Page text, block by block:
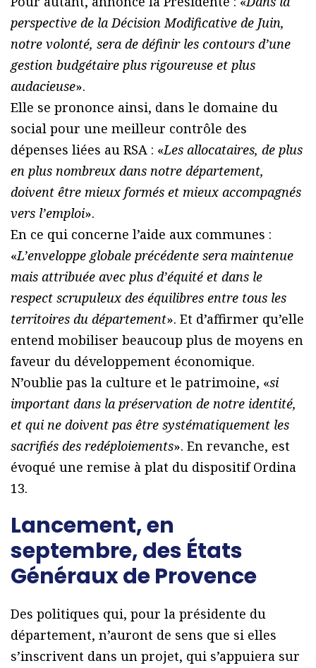
perspective de la Décision Modificative de Juin,
notre volonté, sera de définir les contours d’une
gestion budgétaire plus rigoureuse et plus
audacieuse».
Elle se prononce ainsi, dans le domaine du
social pour une meilleur contrôle des
dépenses liées au RSA : «Les allocataires, de plus
en plus nombreux dans notre département,
doivent être mieux formés et mieux accompagnés
vers l’emploi».
En ce qui concerne l’aide aux communes :
«L’enveloppe globale précédente sera maintenue
mais attribuée avec plus d’équité et dans le
respect scrupuleux des équilibres entre tous les
territoires du département». Et d’affirmer qu’elle
entend mobiliser beaucoup plus de moyens en
faveur du développement économique.
N’oublie pas la culture et le patrimoine, «si
important dans la préservation de notre identité,
et qui ne doivent pas être systématiquement les
sacrifiés des redéploiements». En revanche, est
évoqué une remise à plat du dispositif Ordina
13.
Lancement, en
septembre, des États
Généraux de Provence
Des politiques qui, pour la présidente du
département, n’auront de sens que si elles
s’inscrivent dans un projet, qui s’appuiera sur